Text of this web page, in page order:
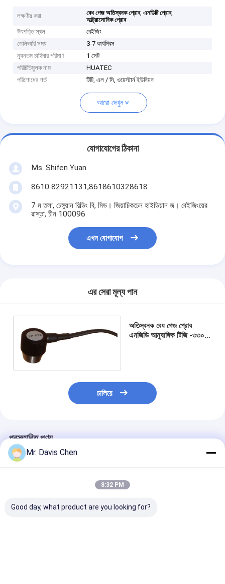
লক্ষণীয় করা বেধ গেজ অতিস্বনক প্রোব,এনডিটি প্রোব,
আল্ট্রাসোনিক প্রোব
উৎপত্তি স্থল
বেইজিং
ডেলিভারি সময়
3-7 কার্যদিবস
ন্যূনতম চাহিদার পরিমাণ
1 সেট
পরিচিতিমুলক নাম
HUATEC
পরিশোধের শর্ত
টিটি, এল / সি, ওয়েস্টার্ন ইউনিয়ন
আরো দেখুন
যোগাযোগের ঠিকানা
Ms. Shifen Yuan
8610 82921131,8618610328618
7 ম তলা, চেঙ্গুয়ান বিল্ডিং বি, মিড। জিয়াচিকচেন হাইডিয়ান জ। বেইজিংয়ের
রাস্তা, চীন 100096
এখন যোগাযোগ
এর সেরা মূল্য পান
অতিস্বনক বেধ গেজ প্রোব
এনজিডি আনুষাঙ্গিক টিজি -৩৩০০
চালিয়ে
প্রস্তাবিত পণ্য
Mr. Davis Chen
8:32 PM
Good day, what product are you looking for?